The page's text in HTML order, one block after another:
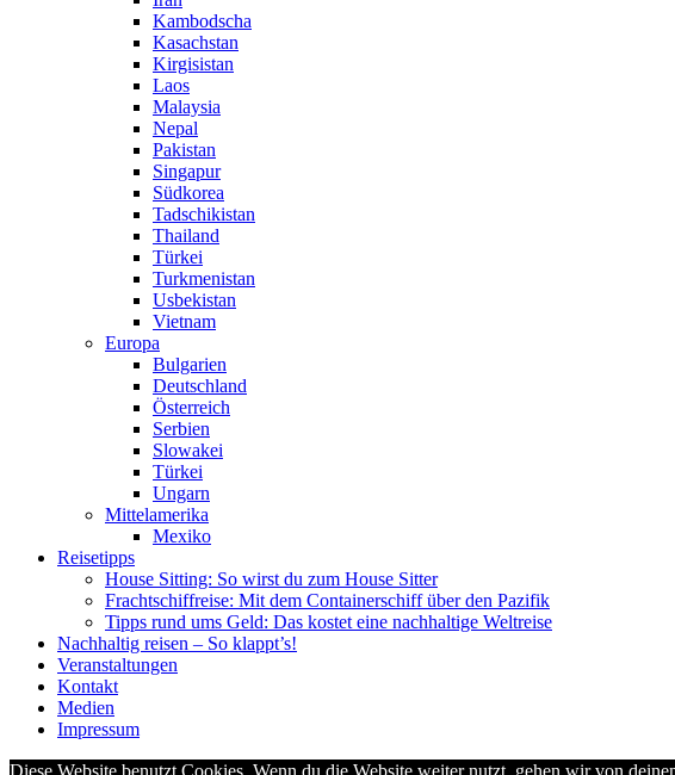
Kambodscha
Kasachstan
Kirgisistan
Laos
Malaysia
Nepal
Pakistan
Singapur
Südkorea
Tadschikistan
Thailand
Türkei
Turkmenistan
Usbekistan
Vietnam
Europa
Bulgarien
Deutschland
Österreich
Serbien
Slowakei
Türkei
Ungarn
Mittelamerika
Mexiko
Reisetipps
House Sitting: So wirst du zum House Sitter
Frachtschiffreise: Mit dem Containerschiff über den Pazifik
Tipps rund ums Geld: Das kostet eine nachhaltige Weltreise
Nachhaltig reisen – So klappt’s!
Veranstaltungen
Kontakt
Medien
Impressum
Diese Website benutzt Cookies. Wenn du die Website weiter nutzt, gehen wir von